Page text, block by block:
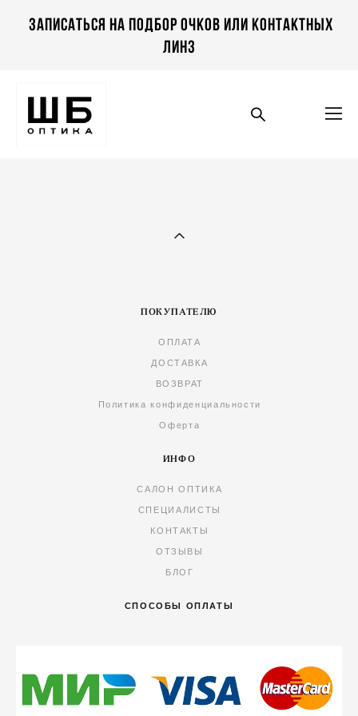
Записаться на подбор очков или контактных
линз
ПОКУПАТЕЛЮ
ОПЛАТА
ДОСТАВКА
ВОЗВРАТ
Политика конфиденциальности
Оферта
ИНФО
САЛОН ОПТИКА
СПЕЦИАЛИСТЫ
КОНТАКТЫ
ОТЗЫВЫ
БЛОГ
СПОСОБЫ ОПЛАТЫ